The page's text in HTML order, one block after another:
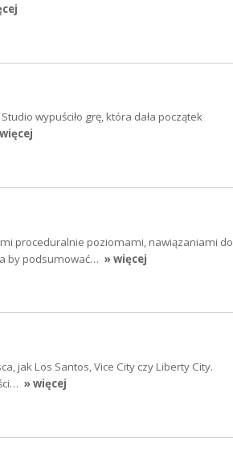
wypuściło grę, która dała początek
proceduralnie poziomami, nawiązaniami do
by podsumować… » więcej
jak Los Santos, Vice City czy Liberty City.
» więcej